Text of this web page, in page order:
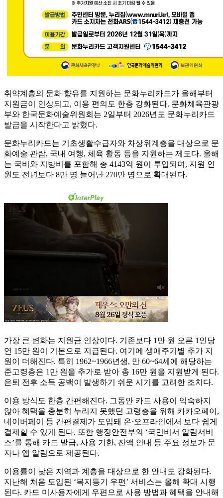
취약계층의 문화 향유를 지원하는 문화누리카드가 올해부터
지원금이 인상되고, 이용 편의도 한층 강화된다. 문화체육관광
부와 한국문화예술위원회는 2일부터 2026년도 문화누리카드
발급을 시작한다고 밝혔다.
문화누리카드는 기초생활수급자와 차상위계층을 대상으로 문
화예술 관람, 국내 여행, 체육 활동 등을 지원하는 제도다. 올해
는 국비와 지방비를 포함해 총 4143억 원이 투입되며, 지원 인
원도 전년보다 8만 명 늘어난 270만 명으로 확대된다.
가장 큰 변화는 지원금 인상이다. 기존보다 1만 원 오른 1인당
연 15만 원이 기본으로 지급된다. 여기에 생애주기별 추가 지
원이 더해진다. 특히 1962~1966년생, 만 60~64세에 해당하는
준고령층은 1만 원을 추가로 받아 총 16만 원을 지원받게 된다.
은퇴 전후 소득 공백이 발생하기 쉬운 시기를 고려한 조치다.
이용 방식도 한층 간편해진다. 그동안 카드 사용이 익숙하지
않아 혜택을 충분히 누리지 못했던 고령층을 위해 카카오페이,
네이버페이 등 간편결제가 도입돼 온·오프라인에서 보다 쉽게
결제할 수 있게 된다. 또한 행정안전부의 ‘국민비서 알림서비
스’를 통해 카드 발급, 사용 기한, 잔액 안내 등 주요 정보가 문
자나 앱 알림으로 제공된다.
이용률이 낮은 지역과 계층을 대상으로 한 안내도 강화된다.
지난해 처음 도입된 ‘복지등기 우편’ 서비스는 올해 확대 시행
된다. 카드 미사용자에게 우편으로 사용 방법과 혜택을 안내해